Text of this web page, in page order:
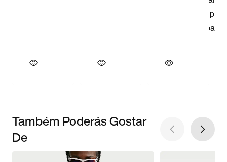
Também Poderás Gostar
De